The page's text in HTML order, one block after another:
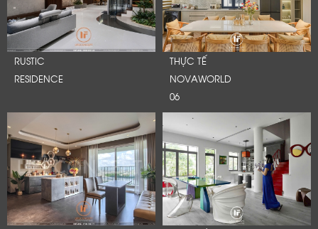
RUSTIC
RESIDENCE
THỰC TẾ
NOVAWORLD
06